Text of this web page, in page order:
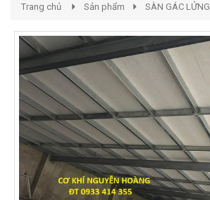
Trang chủ Sản phẩm SÀN GÁC LỬNG